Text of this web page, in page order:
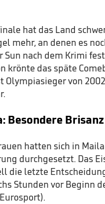
hat das Land
mehr, an denen es
Sun nach dem Krimi
krönte das späte
Olympiasieger von
Besondere
hatten sich in
durchgesetzt. Das
die letzte
Stunden vor Beginn